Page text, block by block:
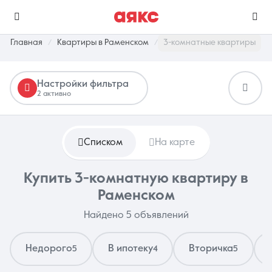
г. Раменское
Недвижимость Услуги
О компании Контакты
Главная Квартиры в Раменском 3-комнатные квартиры
Настройки фильтра
2 активно
Списком На карте
Купить 3-комнатную квартиру в
Раменском
Найдено 5 объявлений
Недорого5 В ипотеку4 Вторичка5